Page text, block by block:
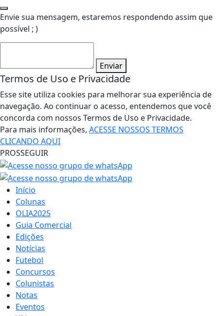
Envie sua mensagem, estaremos respondendo assim que
possível ; )
Enviar
Termos de Uso e Privacidade
Esse site utiliza cookies para melhorar sua experiência de
navegação. Ao continuar o acesso, entendemos que você
concorda com nossos Termos de Uso e Privacidade.
Para mais informações, ACESSE NOSSOS TERMOS
CLICANDO AQUI
PROSSEGUIR
Início
Colunas
OLIA2025
Guia Comercial
Edições
Notícias
Futebol
Concursos
Colunistas
Notas
Eventos